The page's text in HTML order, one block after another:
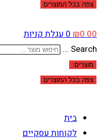
צפה בכל המוצרים
₪0.00
0עגלת קניות
Search ...
מוצרים:
צפה בכל המוצרים
בית
לקוחות עסקיים